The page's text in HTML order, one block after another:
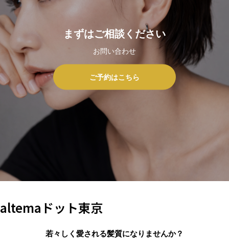
まずはご相談ください
お問い合わせ
ご予約はこちら
altemaドット東京
若々しく愛される髪質になりませんか？